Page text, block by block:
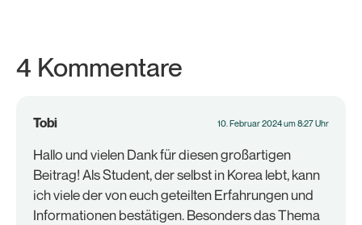
4 Kommentare
Tobi 10. Februar 2024 um 8:27 Uhr
Hallo und vielen Dank für diesen großartigen
Beitrag! Als Student, der selbst in Korea lebt, kann
ich viele der von euch geteilten Erfahrungen und
Informationen bestätigen. Besonders das Thema